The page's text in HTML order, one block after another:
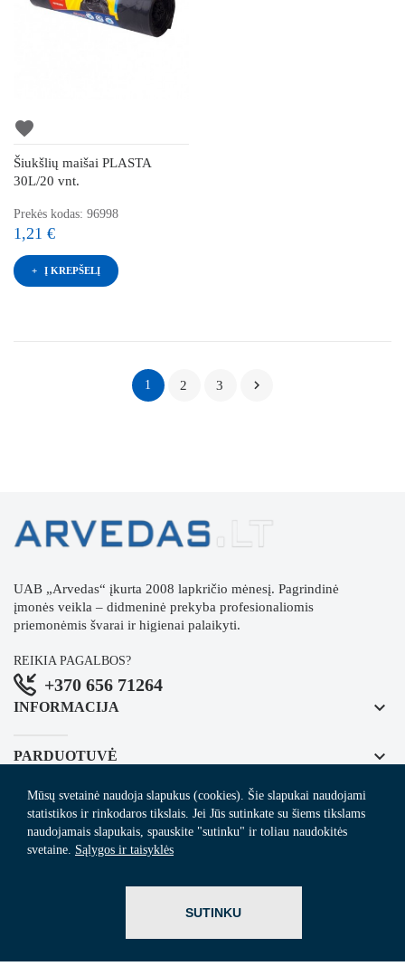
favorite
Šiukšlių maišai PLASTA
30L/20 vnt.
Prekės kodas: 96998
1,21 €
Į KREPŠELĮ
1 2 3 
UAB „Arvedas“ įkurta 2008 lapkričio mėnesį. Pagrindinė
įmonės veikla – didmeninė prekyba profesionaliomis
priemonėmis švarai ir higienai palaikyti.
REIKIA PAGALBOS?
+370 656 71264
INFORMACIJA keyboard_arrow_down
PARDUOTUVĖ keyboard_arrow_down
REGISTRUOKITĖS NAUJIENLAIŠKIUI
- švaros prekių el. parduotuvė.
Mūsų svetainė naudoja slapukus (cookies). Šie slapukai naudojami
statistikos ir rinkodaros tikslais. Jei Jūs sutinkate su šiems tikslams
naudojamais slapukais, spauskite "sutinku" ir toliau naudokitės
svetaine. Sąlygos ir taisyklės
SUTINKU